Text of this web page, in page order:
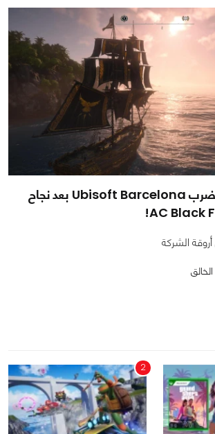
تسريحات ضخمة تضرب Ubisoft Barcelona بعد نجاح
AC Black
الشركة
2